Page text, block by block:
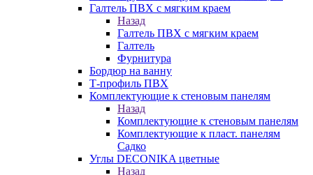
Галтель ПВХ с мягким краем
Назад
Галтель ПВХ с мягким краем
Галтель
Фурнитура
Бордюр на ванну
Т-профиль ПВХ
Комплектующие к стеновым панелям
Назад
Комплектующие к стеновым панелям
Комплектующие к пласт. панелям
Садко
Углы DECONIKA цветные
Назад